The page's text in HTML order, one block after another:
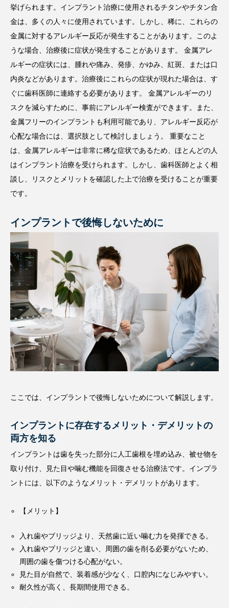
挙げられます。インプラント治療に使用されるチタンやチタン合
金は、多くの人々に使用されています。しかし、稀に、これらの
金属に対するアレルギー反応が発生することがあります。このよ
うな場合、治療後に症状が発生することがあります。 金属アレ
ルギーの症状には、腫れや痛み、発疹、かゆみ、紅斑、または口
内炎などがあります。治療後にこれらの症状が現れた場合は、す
ぐに歯科医師に連絡する必要があります。 金属アレルギーのリ
スクを減らすために、事前にアレルギー検査ができます。また、
金属フリーのインプラントも利用可能であり、アレルギー反応が
心配な場合には、選択肢として検討しましょう。 重要なこと
は、金属アレルギーは非常に稀な症状であるため、ほとんどの人
はインプラント治療を受けられます。しかし、歯科医師とよく相
談し、リスクとメリットを確認した上で治療を受けることが重要
です。
インプラントで後悔しないために
ここでは、インプラントで後悔しないためについて解説します。
インプラントに存在するメリット・デメリットの
両方を知る
インプラントは歯を失った部分に人工歯根を埋め込み、被せ物を
取り付け、見た目や噛む機能を回復させる治療法です。インプラ
ントには、以下のようなメリット・デメリットがあります。
【メリット】
入れ歯やブリッジより、天然歯に近い噛む力を発揮できる。
入れ歯やブリッジと違い、周囲の歯を削る必要がないため、
周囲の歯を傷つける心配がない。
見た目が自然で、装着感が少なく、口腔内になじみやすい。
耐久性が高く、長期間使用できる。